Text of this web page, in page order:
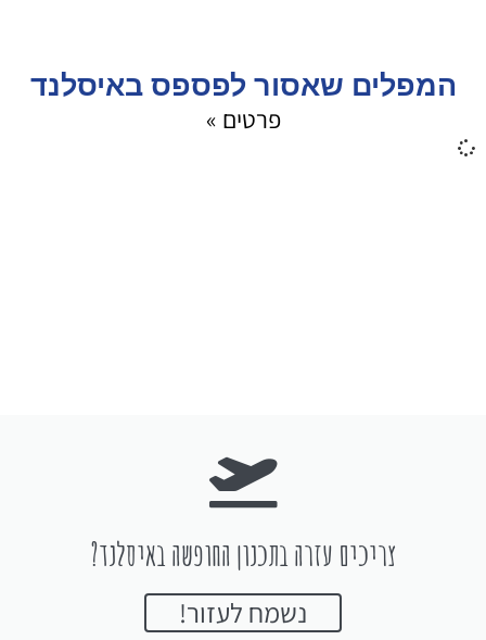
המפלים שאסור לפספס באיסלנד
פרטים »
צריכים עזרה בתכנון החופשה באיסלנד?
נשמח לעזור!